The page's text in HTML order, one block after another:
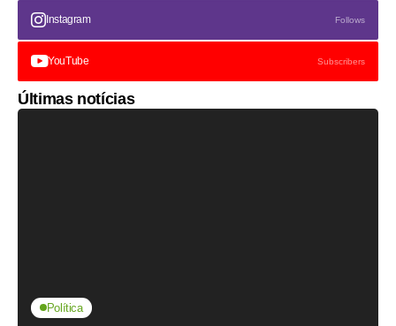
Instagram Follows
YouTube Subscribers
Últimas notícias
Política